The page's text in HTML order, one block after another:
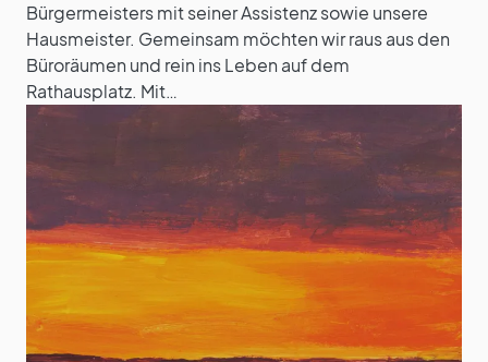
Bürgermeisters mit seiner Assistenz sowie unsere
Hausmeister. Gemeinsam möchten wir raus aus den
Büroräumen und rein ins Leben auf dem
Rathausplatz. Mit…